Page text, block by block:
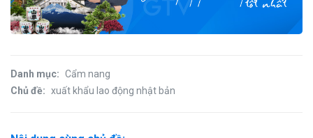
Danh mục: Cẩm nang
Chủ đề: xuất khẩu lao động nhật bản